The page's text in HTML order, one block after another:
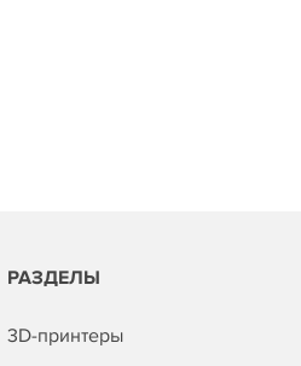
РАЗДЕЛЫ
3D-принтеры